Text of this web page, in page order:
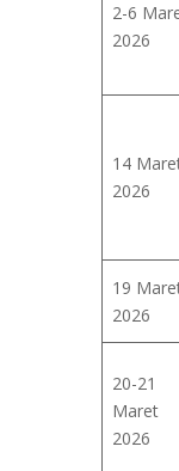
2-6
2026
14
2026
19
2026
20-21
Maret
2026